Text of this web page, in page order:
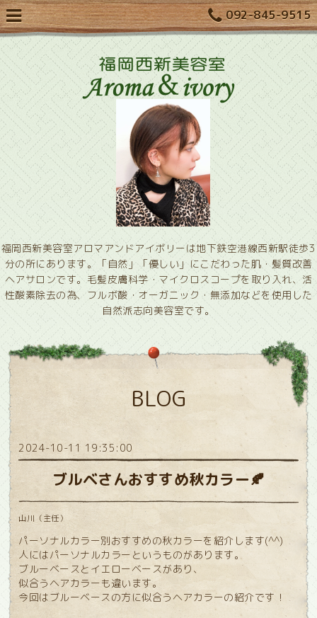
092-845-9515
福岡西新美容室アロマアンドアイボリーは地下鉄空港線西新駅徒歩3
分の所にあります。「自然」「優しい」にこだわった肌・髪質改善
ヘアサロンです。毛髪皮膚科学・マイクロスコープを取り入れ、活
性酸素除去の為、フルボ酸・オーガニック・無添加などを使用した
自然派志向美容室です。
BLOG
2024-10-11 19:35:00
ブルベさんおすすめ秋カラー🍂
山川（主任）
パーソナルカラー別おすすめの秋カラーを紹介します(^^)
人にはパーソナルカラーというものがあります。
ブルーベースとイエローベースがあり、
似合うヘアカラーも違います。
今回はブルーベースの方に似合うヘアカラーの紹介です！